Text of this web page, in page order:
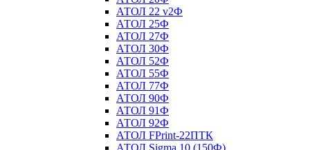
АТОЛ 22 v2Ф
АТОЛ 25Ф
АТОЛ 27Ф
АТОЛ 30Ф
АТОЛ 52Ф
АТОЛ 55Ф
АТОЛ 77Ф
АТОЛ 90Ф
АТОЛ 91Ф
АТОЛ 92Ф
АТОЛ FPrint-22ПТК
АТОЛ Sigma 10 (150Ф)